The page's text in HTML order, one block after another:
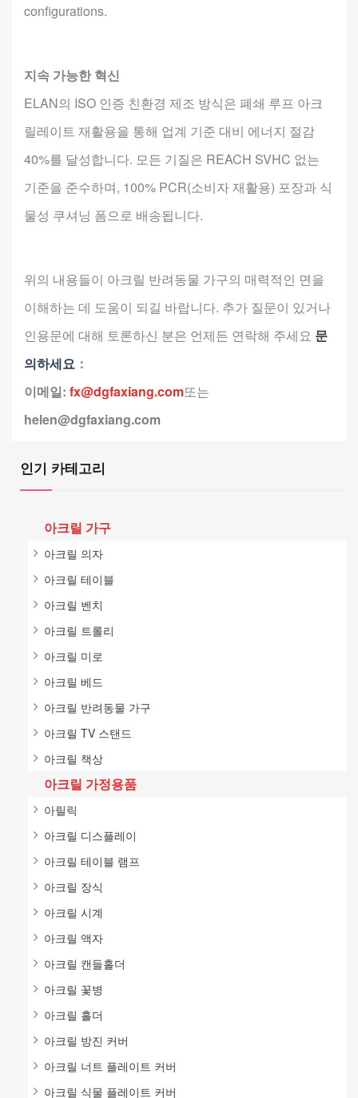
configurations.
지속 가능한 혁신
ELAN의 ISO 인증 친환경 제조 방식은 폐쇄 루프 아크
릴레이트 재활용을 통해 업계 기준 대비 에너지 절감
40%를 달성합니다. 모든 기질은 REACH SVHC 없는
기준을 준수하며, 100% PCR(소비자 재활용) 포장과 식
물성 쿠셔닝 폼으로 배송됩니다.
위의 내용들이 아크릴 반려동물 가구의 매력적인 면을
이해하는 데 도움이 되길 바랍니다. 추가 질문이 있거나
인용문에 대해 토론하신 분은 언제든 연락해 주세요 문
의하세요 ：
이메일: fx@dgfaxiang.com또는
helen@dgfaxiang.com
인기 카테고리
아크릴 가구
아크릴 의자
아크릴 테이블
아크릴 벤치
아크릴 트롤리
아크릴 미로
아크릴 베드
아크릴 반려동물 가구
아크릴 TV 스탠드
아크릴 책상
아크릴 가정용품
아릴릭
아크릴 디스플레이
아크릴 테이블 램프
아크릴 장식
아크릴 시계
아크릴 액자
아크릴 캔들홀더
아크릴 꽃병
아크릴 홀더
아크릴 방진 커버
아크릴 너트 플레이트 커버
아크릴 식물 플레이트 커버